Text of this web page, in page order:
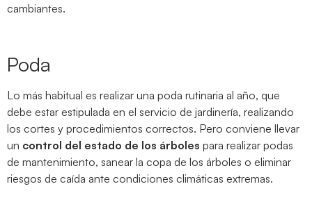
cambiantes.
Poda
Lo más habitual es realizar una poda rutinaria al año, que
debe estar estipulada en el servicio de jardinería, realizando
los cortes y procedimientos correctos. Pero conviene llevar
un control del estado de los árboles para realizar podas
de mantenimiento, sanear la copa de los árboles o eliminar
riesgos de caída ante condiciones climáticas extremas.